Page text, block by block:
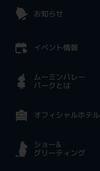
お知らせ
イベント情報
ムーミンバレー
パークとは
オフィシャルホテル
ショー&
グリーティング